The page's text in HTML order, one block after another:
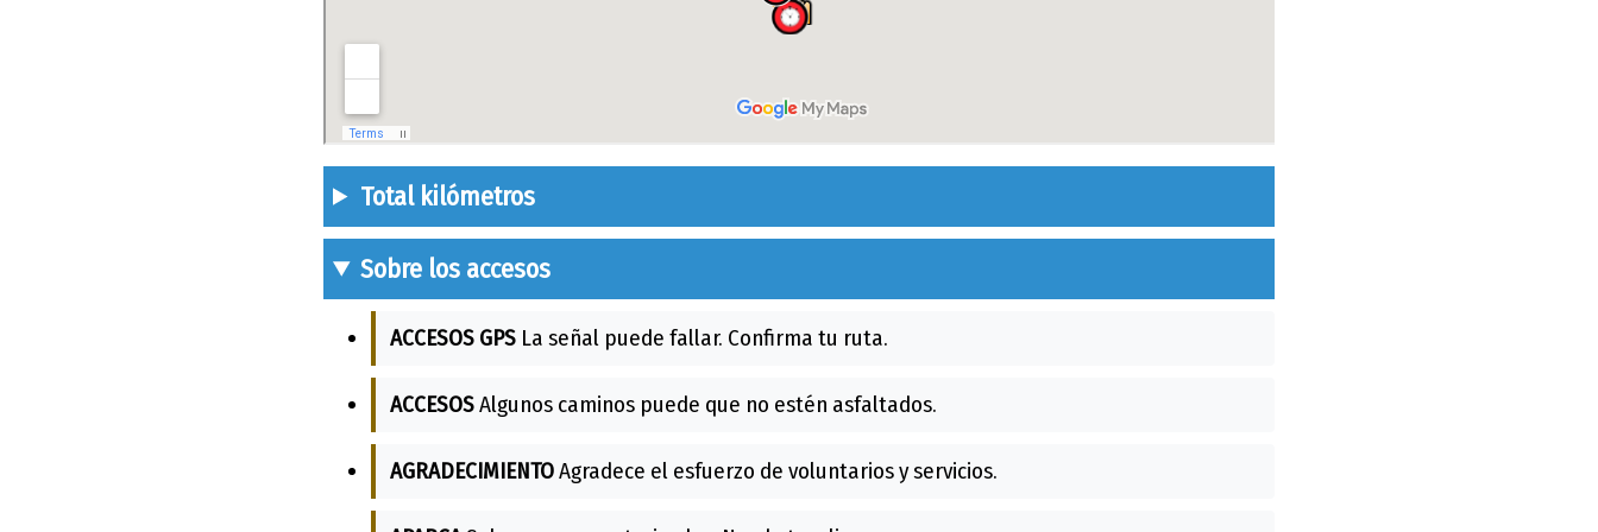
Total kilómetros
Sobre los accesos
ACCESOS GPS La señal puede fallar. Confirma tu ruta.
ACCESOSAlgunos caminos puede que no estén asfaltados.
AGRADECIMIENTOAgradece el esfuerzo de voluntarios y servicios.